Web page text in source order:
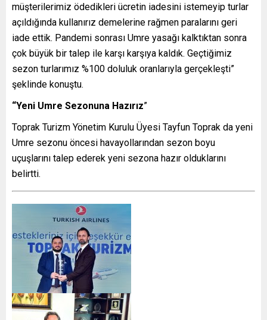
müşterilerimiz ödedikleri ücretin iadesini istemeyip turlar
açıldığında kullanırız demelerine rağmen paralarını geri
iade ettik. Pandemi sonrası Umre yasağı kalktıktan sonra
çok büyük bir talep ile karşı karşıya kaldık. Geçtiğimiz
sezon turlarımız %100 doluluk oranlarıyla gerçekleşti”
şeklinde konuştu.
“Yeni Umre Sezonuna Hazırız”
Toprak Turizm Yönetim Kurulu Üyesi Tayfun Toprak da yeni
Umre sezonu öncesi havayollarından sezon boyu
uçuşlarını talep ederek yeni sezona hazır olduklarını
belirtti.